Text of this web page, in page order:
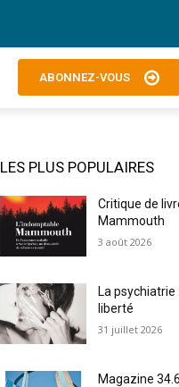
ABONNEZ-VOUS
LES PLUS POPULAIRES
Critique de
Mammouth
3 août 2026
La psychiatrie
liberté
31 juillet 2026
Magazine 34.6